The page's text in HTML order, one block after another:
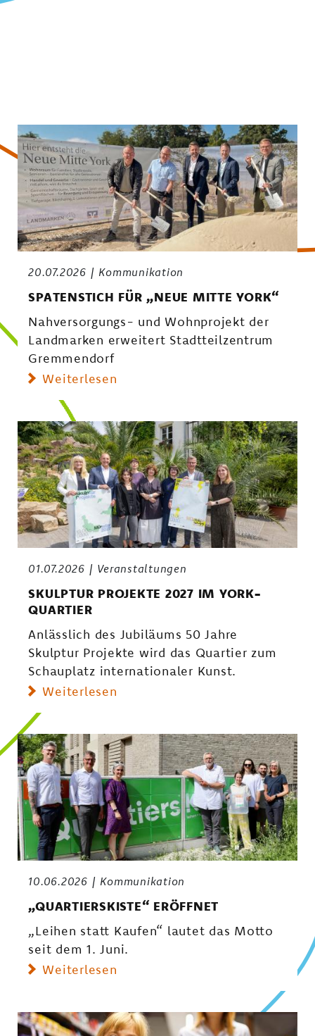
20.07.2026 Kommunikation
SPATENSTICH FÜR „NEUE MITTE YORK“
Nahversorgungs- und Wohnprojekt der
Landmarken erweitert Stadtteilzentrum
Gremmendorf
Weiterlesen
01.07.2026 Veranstaltungen
SKULPTUR PROJEKTE 2027 IM YORK-
QUARTIER
Anlässlich des Jubiläums 50 Jahre
Skulptur Projekte wird das Quartier zum
Schauplatz internationaler Kunst.
Weiterlesen
10.06.2026 Kommunikation
„QUARTIERSKISTE“ ERÖFFNET
„Leihen statt Kaufen“ lautet das Motto
seit dem 1. Juni.
Weiterlesen